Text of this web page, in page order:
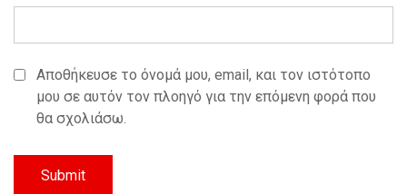
Αποθήκευσε το όνομά μου, email, και τον ιστότοπο
μου σε αυτόν τον πλοηγό για την επόμενη φορά που
θα σχολιάσω.